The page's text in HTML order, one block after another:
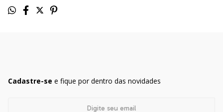
Cadastre-se e fique por dentro das novidades